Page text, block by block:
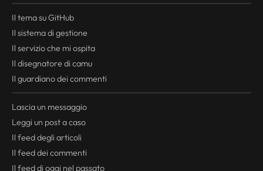
Il tema su GitHub
Il sistema di gestione
Il servizio che mi ospita
Il disegnatore di camu
Il guardiano dei commenti
Lascia un messaggio
Leggi un post a caso
Il feeddegli articoli
Il feeddei commenti
Il feeddi oggi nel passato